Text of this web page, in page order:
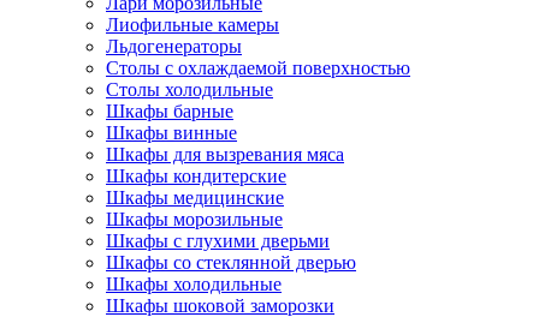
Лиофильные камеры
Льдогенераторы
Столы с охлаждаемой поверхностью
Столы холодильные
Шкафы барные
Шкафы винные
Шкафы для вызревания мяса
Шкафы кондитерские
Шкафы медицинские
Шкафы морозильные
Шкафы с глухими дверьми
Шкафы со стеклянной дверью
Шкафы холодильные
Шкафы шоковой заморозки